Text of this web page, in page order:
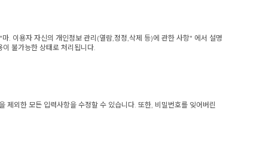
. 이용자 자신의 개인정보 관리(열람,정정,삭제 등)에 관한 사항" 에서 설명
불가능한 상태로 처리됩니다.
외한 모든 입력사항을 수정할 수 있습니다. 또한, 비밀번호를 잊어버린